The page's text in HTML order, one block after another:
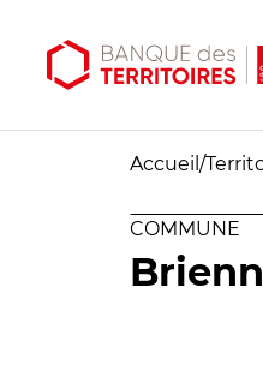
Accueil /
COMMUNE